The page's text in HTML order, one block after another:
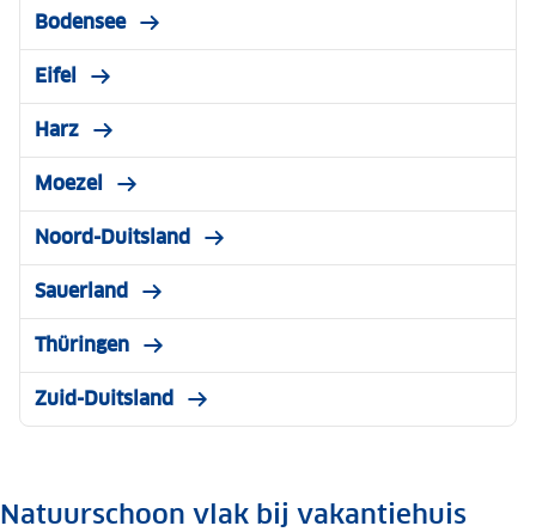
Bodensee
Eifel
Harz
Moezel
Noord-Duitsland
Sauerland
Thüringen
Zuid-Duitsland
Natuurschoon vlak bij vakantiehuis